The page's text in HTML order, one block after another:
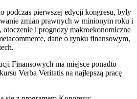
podczas pierwszej edycji kongresu, były
zmian prawnych w minionym roku i
i prognozy makroekonomiczne
dane o rynku finansowym,
Finansowych ma miejsce ponadto
Verba Veritatis na najlepszą pracę